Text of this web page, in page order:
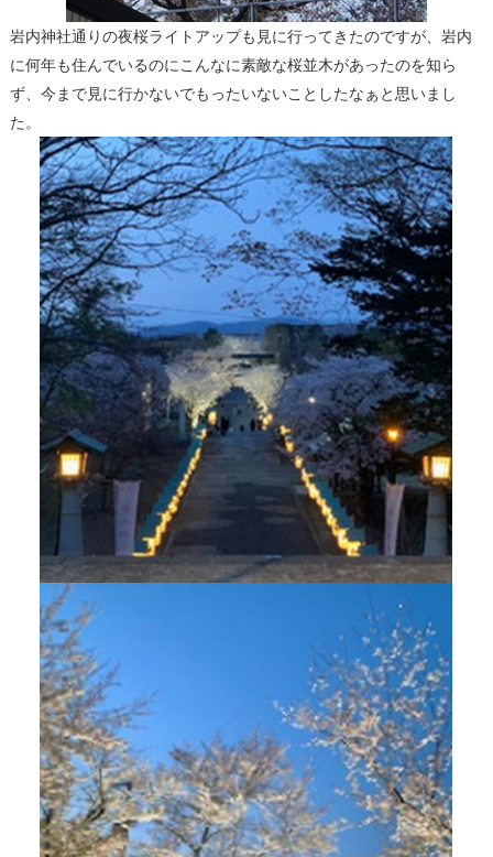
岩内神社通りの夜桜ライトアップも見に行ってきたのですが、岩内
に何年も住んでいるのにこんなに素敵な桜並木があったのを知ら
ず、今まで見に行かないでもったいないことしたなぁと思いまし
た。